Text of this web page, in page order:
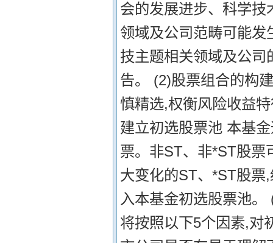
会的发展进步、科学
领域及公司范畴可能
技主题相关领域及公
告。 (2)股票组合的构
慎精选,权衡风险收益
建立初选股票池 本基
票。非ST、非*ST股票
大变化的ST、*ST股票
入本基金初选股票池
将按照以下5个因素,对